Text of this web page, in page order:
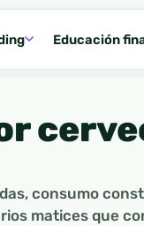
Educación
consumo
matices que